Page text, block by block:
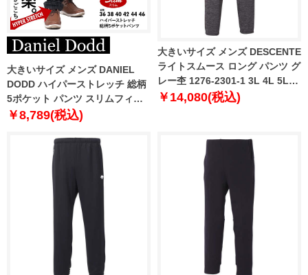
大きいサイズ メンズ DANIEL
DODD ハイパーストレッチ 総柄
5ポケット パンツ スリムフィッ
ト azd229013103s
￥8,789(税込)
大きいサイズ メンズ DESCENTE
ライトスムース ロング パンツ グ
レー杢 1276-2301-1 3L 4L 5L
6L
￥14,080(税込)